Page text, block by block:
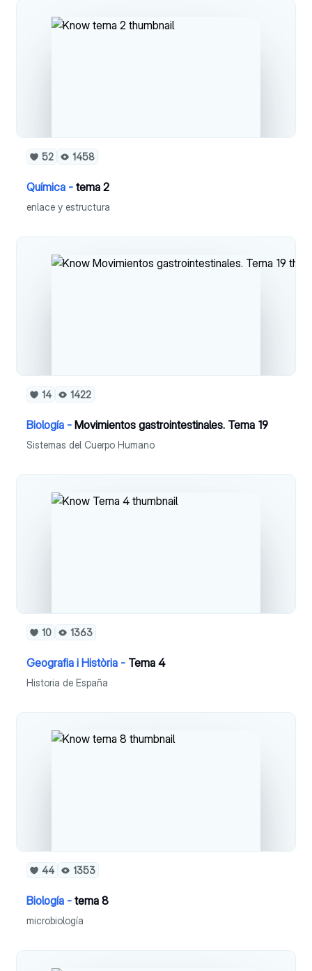
52 1458
Química - tema 2
enlace y estructura
14 1422
Biología - Movimientos gastrointestinales. Tema 19
Sistemas del Cuerpo Humano
10 1363
Geografia i Història - Tema 4
Historia de España
44 1353
Biología - tema 8
microbiología